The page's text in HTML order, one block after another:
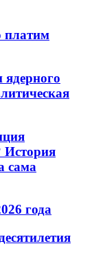
платим
ядерного
История
сама
года